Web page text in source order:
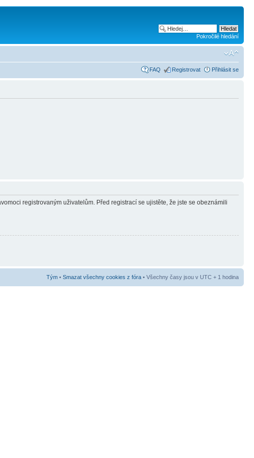
Pokročilé hledání
FAQ Registrovat Přihlásit se
registrovaným uživatelům. Před registrací se ujistěte, že jste se obeznámili
Tým • Smazat všechny cookies z fóra • Všechny časy jsou v UTC + 1 hodina